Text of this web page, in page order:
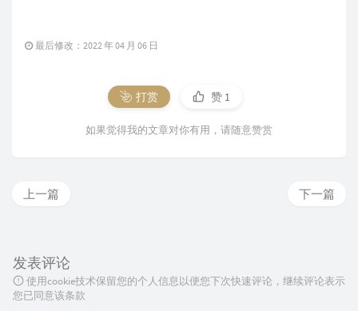
最后修改：2022 年 04 月 06 日
打赏 赞 1
如果觉得我的文章对你有用，请随意赞赏
下一篇
上一篇
发表评论
使用cookie技术保留您的个人信息以便您下次快速评论，继续评论表示
您已同意该条款